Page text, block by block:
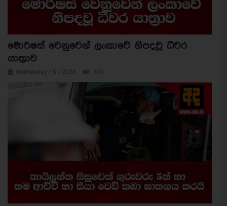
මොරිෂස් වෙනුවෙන් ලංකාවේ නිපදවූ ධීවර
යාත්‍රාව
Wednesday / 5 / 2026 380